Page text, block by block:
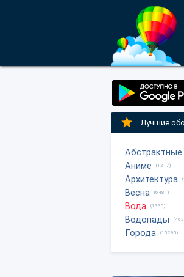
Лучшие
Абстрактные
Аниме (1217)
Архитектура
Весна (6481)
Вода (1335)
Водопады
Города (15295)